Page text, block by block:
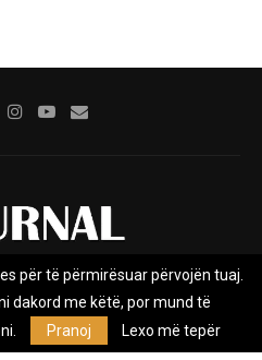
Marketing
Kontakt
Policy
e pavarur, e themeluar në vitin
për të përmirësuar përvojën tuaj.
dakord me këtë, por mund të
Pranoj Lexo më tepër